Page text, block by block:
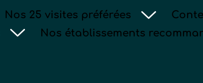
Nos 25 visites préférées
Nos établissements